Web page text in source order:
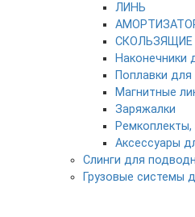
ЛИНЬ
СКОЛЬЗЯЩИЕ
Наконечники
Поплавки для
Магнитные
Заряжалки
Ремкоплекты,
Аксессуары
Слинги для
Грузовые системы